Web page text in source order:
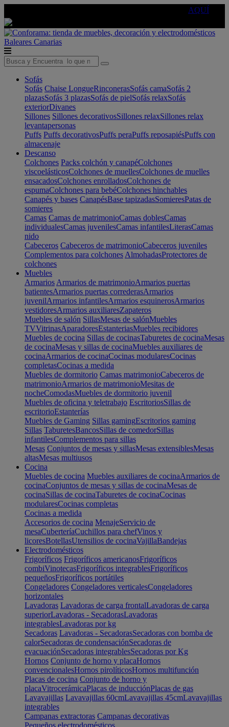
AQUÍ
Baleares Canarias
Sofás
Sofás Chaise LongueRinconerasSofás camaSofás 2
plazasSofás 3 plazasSofás de pielSofás relaxSofás
exteriorDivanes
Sillones Sillones decorativosSillones relaxSillones relax
levantapersonas
Puffs Puffs decorativosPuffs peraPuffs reposapiésPuffs con
almacenaje
Descanso
Colchones Packs colchón y canapéColchones
viscoelásticosColchones de muellesColchones de muelles
ensacadosColchones enrolladosColchones de
espumaColchones para bebéColchones hinchables
Canapés y bases CanapésBase tapizadasSomieresPatas de
somieres
Camas Camas de matrimonioCamas doblesCamas
individualesCamas juvenilesCamas infantilesLiterasCamas
nido
Cabeceros Cabeceros de matrimonioCabeceros juveniles
Complementos para colchones AlmohadasProtectores de
colchones
Muebles
Armarios Armarios de matrimonioArmarios puertas
batientesArmarios puertas correderasArmarios
juvenilArmarios infantilesArmarios esquinerosArmarios
vestidoresArmarios auxiliaresZapateros
Muebles de salón SillasMesas de salónMuebles
TVVitrinasAparadoresEstanteriasMuebles recibidores
Muebles de cocina Sillas de cocinasTaburetes de cocinaMesas
de cocinaMesas y sillas de cocinaMuebles auxiliares de
cocinaArmarios de cocinaCocinas modularesCocinas
completasCocinas a medida
Muebles de dormitorio Camas matrimonioCabeceros de
matrimonioArmarios de matrimonioMesitas de
nocheComodasMuebles de dormitorio juvenil
Muebles de oficina y teletrabajo EscritoriosSillas de
escritorioEstanterías
Muebles de Gaming Sillas gamingEscritorios gaming
Sillas TaburetesBancosSillas de comedorSillas
infantilesComplementos para sillas
Mesas Conjuntos de mesas y sillasMesas extensiblesMesas
altasMesas multiusos
Cocina
Muebles de cocina Muebles auxiliares de cocinaArmarios de
cocinaConjuntos de mesas y sillas de cocinaMesas de
cocinaSillas de cocinaTaburetes de cocinaCocinas
modularesCocinas completas
Cocinas a medida
Accesorios de cocina MenajeServicio de
mesaCuberteríaCuchillos para chefVinos y
licoresBotellasUtensilios de cocinaVajillaBandejas
Electrodomésticos
Frigoríficos Frigoríficos americanosFrigoríficos
combiVinotecasFrigoríficos integrablesFrigoríficos
pequeñosFrigoríficos portátiles
Congeladores Congeladores verticalesCongeladores
horizontales
Lavadoras Lavadoras de carga frontalLavadoras de carga
superiorLavadoras - SecadorasLavadoras
integrablesLavadoras por kg
Secadoras Lavadoras - SecadorasSecadoras con bomba de
calorSecadoras de condensaciónSecadoras de
evacuaciónSecadoras integrablesSecadoras por Kg
Hornos Conjunto de horno y placaHornos
convencionalesHornos pirolíticosHornos multifunción
Placas de cocina Conjunto de horno y
placaVitrocerámicaPlacas de inducciónPlacas de gas
Lavavajillas Lavavajillas 60cmLavavajillas 45cmLavavajillas
integrables
Campanas extractoras Campanas decorativas
Pequeños electrodomésticos